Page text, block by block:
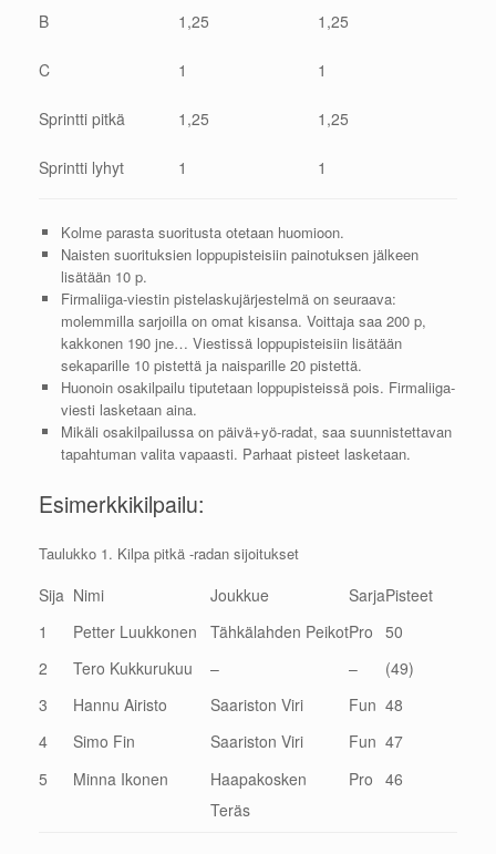
B 1,25 1,25
C 1 1
Sprintti pitkä 1,25 1,25
Sprintti lyhyt 1 1
Kolme parasta suoritusta otetaan huomioon.
Naisten suorituksien loppupisteisiin painotuksen jälkeen
lisätään 10 p.
Firmaliiga-viestin pistelaskujärjestelmä on seuraava:
molemmilla sarjoilla on omat kisansa. Voittaja saa 200 p,
kakkonen 190 jne… Viestissä loppupisteisiin lisätään
sekaparille 10 pistettä ja naisparille 20 pistettä.
Huonoin osakilpailu tiputetaan loppupisteissä pois. Firmaliiga-
viesti lasketaan aina.
Mikäli osakilpailussa on päivä+yö-radat, saa suunnistettavan
tapahtuman valita vapaasti. Parhaat pisteet lasketaan.
Esimerkkikilpailu:
Taulukko 1. Kilpa pitkä -radan sijoitukset
Sija Nimi Joukkue SarjaPisteet
1
Petter Luukkonen Tähkälahden PeikotPro 50
2
Tero Kukkurukuu – –
(49)
3
Hannu Airisto Saariston Viri Fun 48
4
Simo Fin Saariston Viri Fun 47
5
Minna Ikonen
Haapakosken
Teräs
Pro 46